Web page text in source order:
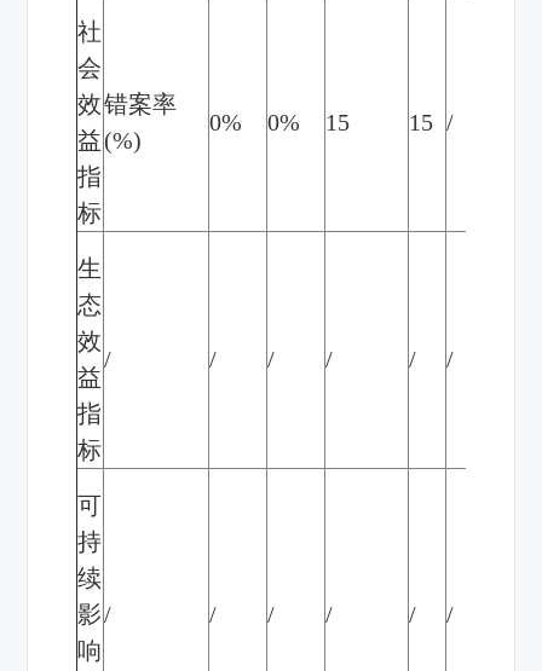
社
会
效
益
指
标
错案率
(%)
0% 0% 15 15 /
生
态
效
益
指
标
/ / / / / /
可
持
续
影
响
/ / / / / /